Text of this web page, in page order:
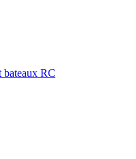
bateaux RC